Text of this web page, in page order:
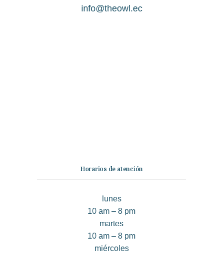
info@theowl.ec
Horarios de atención
lunes
10 am – 8 pm
martes
10 am – 8 pm
miércoles